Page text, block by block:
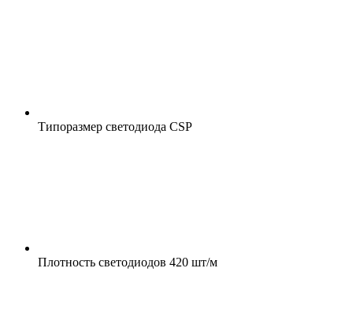
Типоразмер светодиода CSP
Плотность светодиодов 420 шт/м